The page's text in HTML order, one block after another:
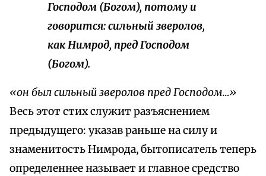
Господом (Богом), потому и
говорится: сильный зверолов,
как Нимрод, пред Господом
(Богом).
«он был сильный зверолов пред Господом…»
Весь этот стих служит разъяснением
предыдущего: указав раньше на силу и
знаменитость Нимрода, бытописатель теперь
определеннее называет и главное средство